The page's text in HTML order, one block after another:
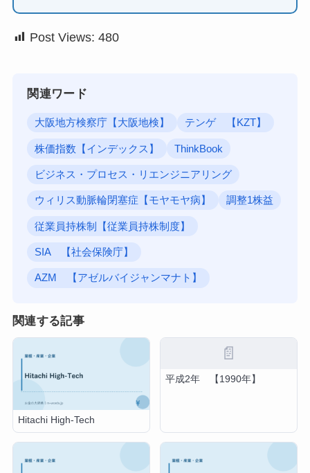
Post Views: 480
関連ワード
大阪地方検察庁【大阪地検】 テンゲ 【KZT】
株価指数【インデックス】 ThinkBook
ビジネス・プロセス・リエンジニアリング
ウィリス動脈輪閉塞症【モヤモヤ病】 調整1株益
従業員持株制【従業員持株制度】
SIA 【社会保険庁】
AZM 【アゼルバイジャンマナト】
関連する記事
Hitachi High-Tech
📄
平成2年 【1990年】